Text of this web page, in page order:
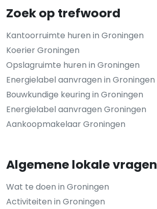
Zoek op trefwoord
Kantoorruimte huren in Groningen
Koerier Groningen
Opslagruimte huren in Groningen
Energielabel aanvragen in Groningen
Bouwkundige keuring in Groningen
Energielabel aanvragen Groningen
Aankoopmakelaar Groningen
Algemene lokale vragen
Wat te doen in Groningen
Activiteiten in Groningen